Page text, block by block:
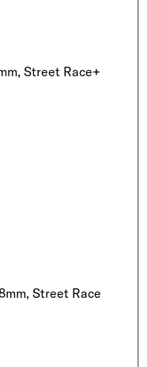
Street Race+
Street Race